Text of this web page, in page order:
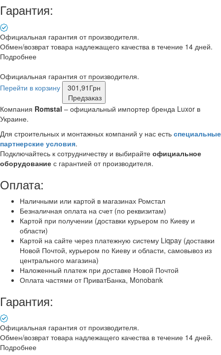
Гарантия:
Официальная гарантия от производителя.
Обмен/возврат товара надлежащего качества в течение 14 дней.
Подробнее
Официальная гарантия от производителя.
Перейти в корзину
301,91 Грн
Предзаказ
Компания Romstal – официальный импортер бренда Luxor в
Украине.
Для строительных и монтажных компаний у нас есть специальные
партнерские условия.
Подключайтесь к сотрудничеству и выбирайте официальное
оборудование с гарантией от производителя.
Оплата:
Наличными или картой в магазинах Ромстал
Безналичная оплата на счет (по реквизитам)
Картой при получении (доставки курьером по Киеву и
области)
Картой на сайте через платежную систему Liqpay (доставки
Новой Почтой, курьером по Киеву и области, самовывоз из
центрального магазина)
Наложенный платеж при доставке Новой Почтой
Оплата частями от ПриватБанка, Monobank
Гарантия:
Официальная гарантия от производителя.
Обмен/возврат товара надлежащего качества в течение 14 дней.
Подробнее